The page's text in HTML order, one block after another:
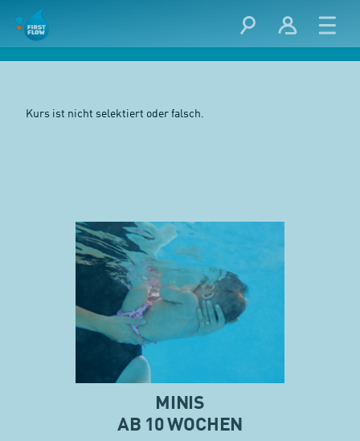
Kurs ist nicht selektiert oder falsch.
MINIS
AB 10 WOCHEN